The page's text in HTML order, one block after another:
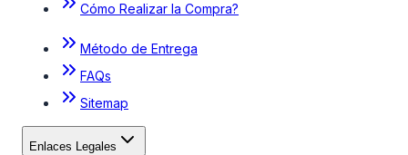
Cómo Realizar la Compra?
Método de Entrega
FAQs
Sitemap
Enlaces Legales